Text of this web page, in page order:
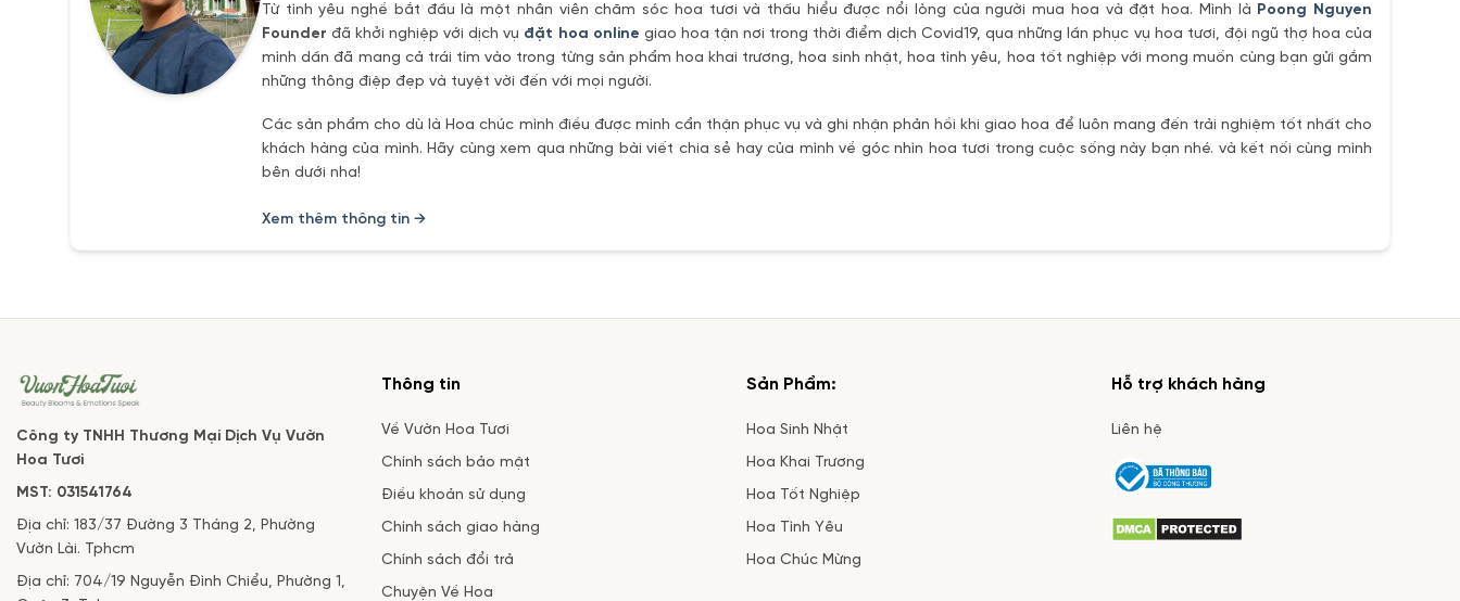
Từ tình yêu nghề bắt đầu là một nhân viên chăm sóc hoa tươi và thấu hiểu được nổi lòng của người mua hoa và đặt hoa. Mình là Poong Nguyen
Founder đã khởi nghiệp với dịch vụ đặt hoa online giao hoa tận nơi trong thời điểm dịch Covid19, qua những lần phục vụ hoa tươi, đội ngũ thợ hoa của
mình dần đã mang cả trái tím vào trong từng sản phẩm hoa khai trương, hoa sinh nhật, hoa tình yêu, hoa tốt nghiệp với mong muốn cùng bạn gửi gắm
những thông điệp đẹp và tuyệt vời đến với mọi người.
Các sản phẩm cho dù là Hoa chúc mình điều được mình cẩn thận phục vụ và ghi nhận phản hồi khi giao hoa để luôn mang đến trải nghiệm tốt nhất cho
khách hàng của mình. Hãy cùng xem qua những bài viết chia sẻ hay của mình về góc nhìn hoa tươi trong cuộc sống này bạn nhé. và kết nối cùng mình
bên dưới nha!
Xem thêm thông tin →
Công ty TNHH Thương Mại Dịch Vụ Vườn
Hoa Tươi
MST: 031541764
Địa chỉ: 183/37 Đường 3 Tháng 2, Phường
Vườn Lài. Tphcm
Địa chỉ: 704/19 Nguyễn Đình Chiểu, Phường 1,
Thông tin
Về Vườn Hoa Tươi
Chính sách bảo mật
Điều khoản sử dụng
Chính sách giao hàng
Chính sách đổi trả
Chuyện Về Hoa
Sản Phẩm:
Hoa Sinh Nhật
Hoa Khai Trương
Hoa Tốt Nghiệp
Hoa Tình Yêu
Hoa Chúc Mừng
Hỗ trợ khách hàng
Liên hệ